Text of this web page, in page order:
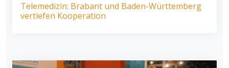
Telemedizin: Brabant und Baden-Württemberg
vertiefen Kooperation